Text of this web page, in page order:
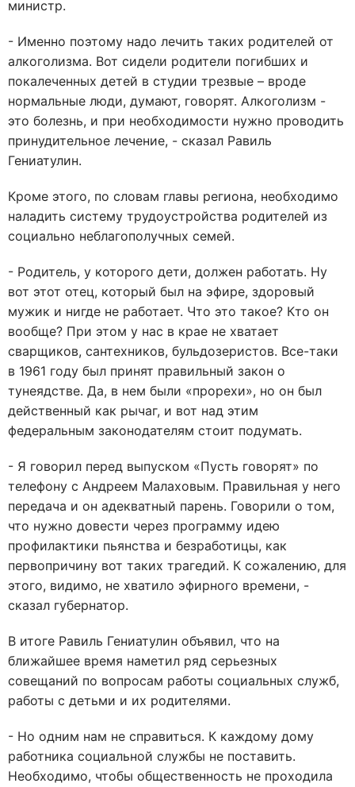
министр.
- Именно поэтому надо лечить таких родителей от
алкоголизма. Вот сидели родители погибших и
покалеченных детей в студии трезвые – вроде
нормальные люди, думают, говорят. Алкоголизм -
это болезнь, и при необходимости нужно проводить
принудительное лечение, - сказал Равиль
Гениатулин.
Кроме этого, по словам главы региона, необходимо
наладить систему трудоустройства родителей из
социально неблагополучных семей.
- Родитель, у которого дети, должен работать. Ну
вот этот отец, который был на эфире, здоровый
мужик и нигде не работает. Что это такое? Кто он
вообще? При этом у нас в крае не хватает
сварщиков, сантехников, бульдозеристов. Все-таки
в 1961 году был принят правильный закон о
тунеядстве. Да, в нем были «прорехи», но он был
действенный как рычаг, и вот над этим
федеральным законодателям стоит подумать.
- Я говорил перед выпуском «Пусть говорят» по
телефону с Андреем Малаховым. Правильная у него
передача и он адекватный парень. Говорили о том,
что нужно довести через программу идею
профилактики пьянства и безработицы, как
первопричину вот таких трагедий. К сожалению, для
этого, видимо, не хватило эфирного времени, -
сказал губернатор.
В итоге Равиль Гениатулин объявил, что на
ближайшее время наметил ряд серьезных
совещаний по вопросам работы социальных служб,
работы с детьми и их родителями.
- Но одним нам не справиться. К каждому дому
работника социальной службы не поставить.
Необходимо, чтобы общественность не проходила